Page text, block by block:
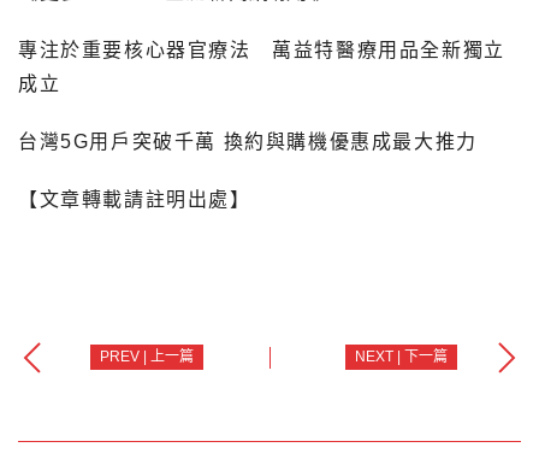
專注於重要核心器官療法 萬益特醫療用品全新獨立
成立
台灣5G用戶突破千萬 換約與購機優惠成最大推力
【文章轉載請註明出處】
PREV | 上一篇 NEXT | 下一篇